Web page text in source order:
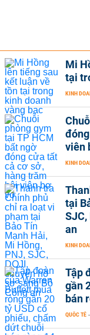
Mi
tại
KINH
viên
KINH
tại
SJC,
an
KINH
Tập
gần
bán
QUỐC TẾ -